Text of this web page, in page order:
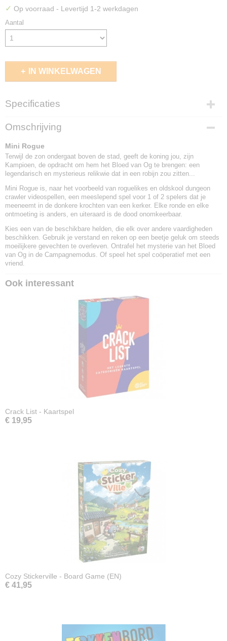
✓ Op voorraad - Levertijd 1-2 werkdagen
Aantal
IN WINKELWAGEN
Specificaties
EAN code
5430002001692
Omschrijving
Mini Rogue
Terwijl de zon ondergaat boven de stad, geeft de koning jou, zijn
Kampioen, de opdracht om hem het Bloed van Og te brengen: een
legendarisch en mysterieus relikwie dat in een robijn zou zitten...
Mini Rogue is, naar het voorbeeld van roguelikes en oldskool dungeon
crawler videospellen, een meeslepend spel voor 1 of 2 spelers dat je
meeneemt in de donkere krochten van een kerker. Elke ronde en elke
ontmoeting is anders, en uiteraard is de dood onomkeerbaar.
Kies een van de beschikbare helden, die elk over andere vaardigheden
beschikken. Gebruik je verstand en reken op een beetje geluk om steeds
moeilijkere gevechten te overleven. Ontrafel het mysterie van het Bloed
van Og in de Campagnemodus. Of speel het spel coöperatief met een
vriend.
Ook interessant
Crack List - Kaartspel
€ 19,95
Cozy Stickerville - Board Game (EN)
€ 41,95